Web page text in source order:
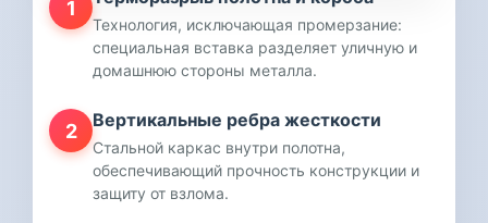
1
Технология, исключающая промерзание:
специальная вставка разделяет уличную и
домашнюю стороны металла.
2 Вертикальные ребра жесткости
Стальной каркас внутри полотна,
обеспечивающий прочность конструкции и
защиту от взлома.